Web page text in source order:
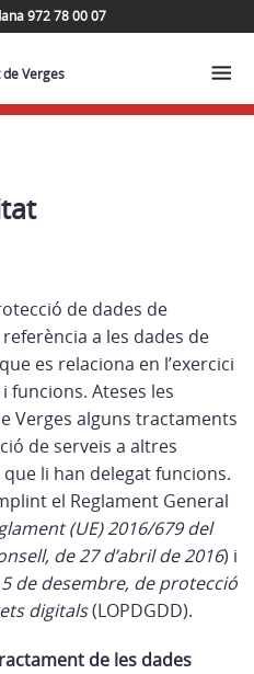
972 78 00 07
Verges
de dades de
a les dades de
es relaciona en l’exercici
funcions. Ateses les
Verges alguns tractaments
de serveis a altres
li han delegat funcions.
el Reglament General
(UE) 2016/679 del
de 27 d’abril de 2016) i
de desembre, de protecció
digitals(LOPDGDD).
de les dades